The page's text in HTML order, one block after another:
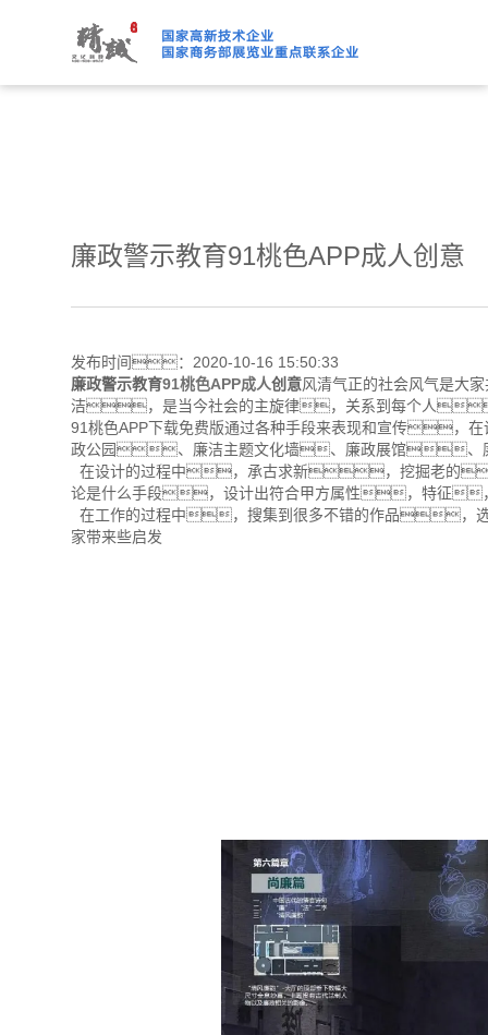
91桃色APP下载免费版,91
廉政警示教育91桃色APP成人创意
发布时间：2020-10-16 15:50:33
廉政警示教育91桃色APP成人创意风清气正的社会风气是
洁，是当今社会的主旋律，关系到每个人
91桃色APP下载免费版通过各种手段来表现和宣传
政公园、廉洁主题文化墙、廉政展馆、
在设计的过程中，承古求新，挖掘老的
论是什么手段，设计出符合甲方属性，特征
在工作的过程中，搜集到很多不错的作品，选
家带来些启发